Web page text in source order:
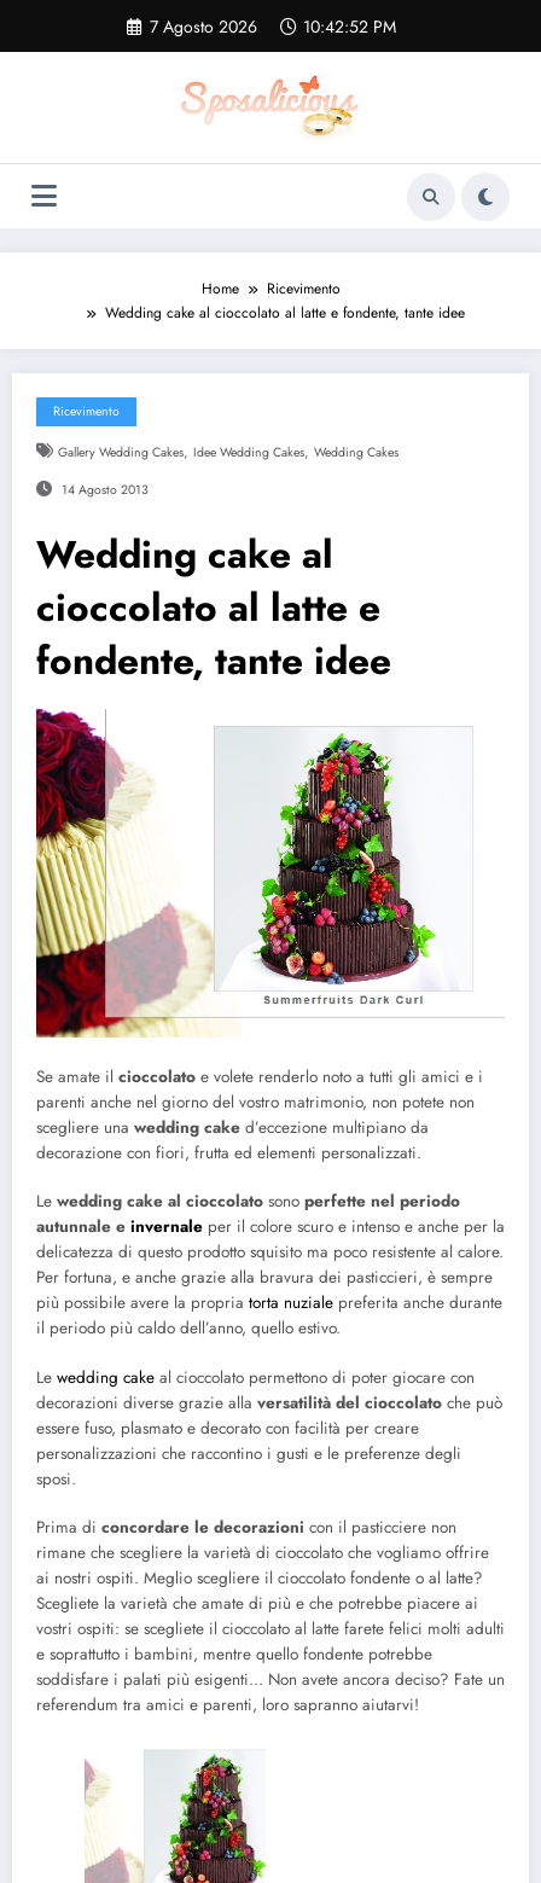
contenuto
7 Agosto 2026 10:42:52 PM
Home
Ricevimento
Wedding cake al cioccolato al latte e fondente, tante idee
Ricevimento
Gallery Wedding Cakes, Idee Wedding Cakes, Wedding Cakes
14 Agosto 2013
Wedding cake al
cioccolato al latte e
fondente, tante idee
Se amate il cioccolato e volete renderlo noto a tutti gli amici e i
parenti anche nel giorno del vostro matrimonio, non potete non
scegliere una wedding cake d’eccezione multipiano da
decorazione con fiori, frutta ed elementi personalizzati.
Le wedding cake al cioccolato sono perfette nel periodo
autunnale e invernale per il colore scuro e intenso e anche per la
delicatezza di questo prodotto squisito ma poco resistente al calore.
Per fortuna, e anche grazie alla bravura dei pasticcieri, è sempre
più possibile avere la propria torta nuziale preferita anche durante
il periodo più caldo dell’anno, quello estivo.
Le wedding cake al cioccolato permettono di poter giocare con
decorazioni diverse grazie alla versatilità del cioccolato che può
essere fuso, plasmato e decorato con facilità per creare
personalizzazioni che raccontino i gusti e le preferenze degli
sposi.
Prima di concordare le decorazioni con il pasticciere non
rimane che scegliere la varietà di cioccolato che vogliamo offrire
ai nostri ospiti. Meglio scegliere il cioccolato fondente o al latte?
Scegliete la varietà che amate di più e che potrebbe piacere ai
vostri ospiti: se scegliete il cioccolato al latte farete felici molti adulti
e soprattutto i bambini, mentre quello fondente potrebbe
soddisfare i palati più esigenti… Non avete ancora deciso? Fate un
referendum tra amici e parenti, loro sapranno aiutarvi!